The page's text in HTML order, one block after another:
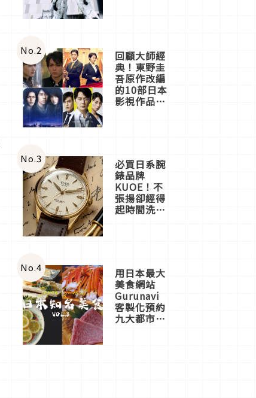
體驗
No.2 回顧大師經
典！東野圭
吾原作改編
的10部日本
影視作品推
No.3 必買日系腕
錶品牌
KUOE！不
張揚卻經得
起時間洗鍊
No.4 用日本最大
美食網站
Gurunavi
客製化預約
九大都市餐